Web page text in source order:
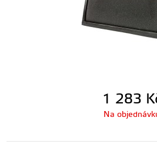
1 283
Na